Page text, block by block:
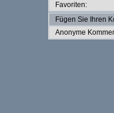
Favoriten:
Fügen Sie Ihren
Anonyme